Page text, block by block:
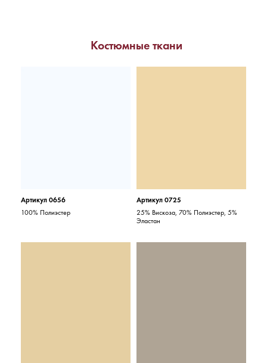
Костюмные ткани
Артикул 0656
100% Полиэстер
Артикул 0725
25% Вискоза, 70% Полиэстер, 5%
Эластан